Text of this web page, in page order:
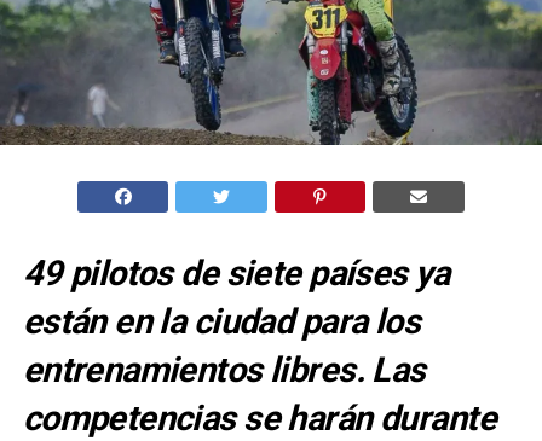
49 pilotos de siete países ya
están en la ciudad para los
entrenamientos libres. Las
competencias se harán durante